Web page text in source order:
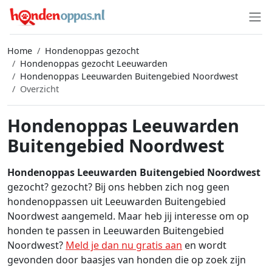
Home
Hondenoppas gezocht
Hondenoppas gezocht Leeuwarden
Hondenoppas Leeuwarden Buitengebied Noordwest
Overzicht
Hondenoppas Leeuwarden
Buitengebied Noordwest
Hondenoppas Leeuwarden Buitengebied Noordwest
gezocht? gezocht? Bij ons hebben zich nog geen
hondenoppassen uit Leeuwarden Buitengebied
Noordwest aangemeld. Maar heb jij interesse om op
honden te passen in Leeuwarden Buitengebied
Noordwest? Meld je dan nu gratis aan en wordt
gevonden door baasjes van honden die op zoek zijn